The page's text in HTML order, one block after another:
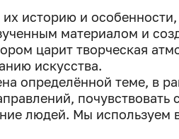
историю и
материалом и
царит творческая
искусства.
определённой теме, в
людей. Мы используем